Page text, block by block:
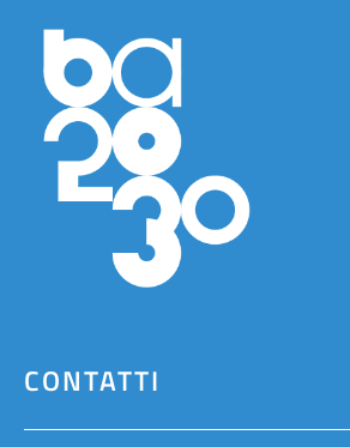
CONTATTI